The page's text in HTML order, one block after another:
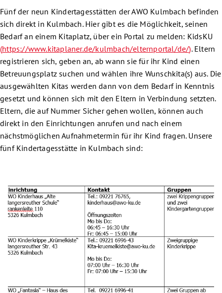
Fünf der neun Kindertagesstätten der AWO Kulmbach befinden
sich direkt in Kulmbach. Hier gibt es die Möglichkeit, seinen
Bedarf an einem Kitaplatz, über ein Portal zu melden: KidsKU
(https://www.kitaplaner.de/kulmbach/elternportal/de/). Eltern
registrieren sich, geben an, ab wann sie für ihr Kind einen
Betreuungsplatz suchen und wählen ihre Wunschkita(s) aus. Die
ausgewählten Kitas werden dann von dem Bedarf in Kenntnis
gesetzt und können sich mit den Eltern in Verbindung setzten.
Eltern, die auf Nummer Sicher gehen wollen, können auch
direkt in den Einrichtungen anrufen und nach einem
nächstmöglichen Aufnahmetermin für ihr Kind fragen. Unsere
fünf Kindertagesstätte in Kulmbach sind: